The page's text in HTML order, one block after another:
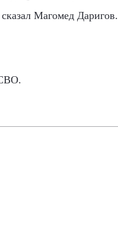
Магомед Даригов.